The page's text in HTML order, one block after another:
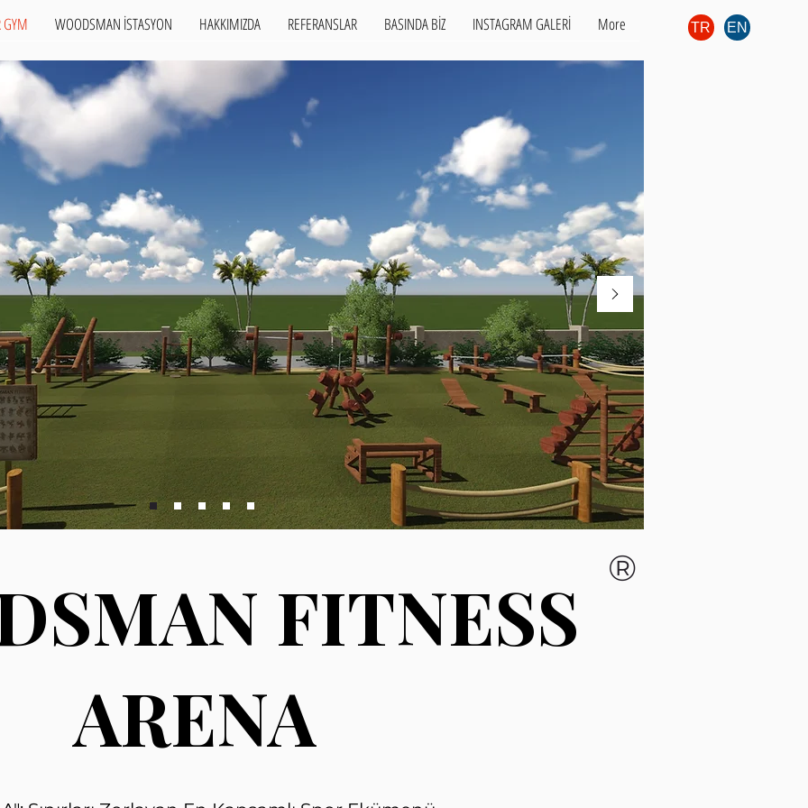
GYM WOODSMAN İSTASYON HAKKIMIZDA REFERANSLAR BASINDA BİZ INSTAGRAM GALERİ More TR EN
FITNESS
ARENA
®